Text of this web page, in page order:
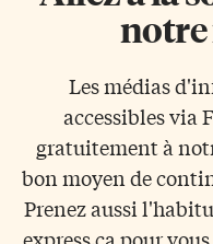
Les médias
accessibles via
gratuitement à
bon moyen de
Prenez aussi